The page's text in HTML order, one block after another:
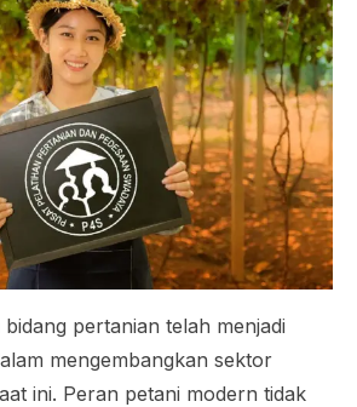
pertanian telah menjadi
mengembangkan sektor
ini. Peran petani modern tidak